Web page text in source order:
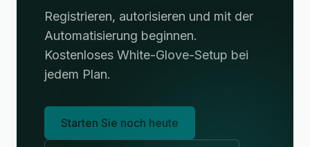
Registrieren, autorisieren und mit der
Automatisierung beginnen.
Kostenloses White-Glove-Setup bei
jedem Plan.
Starten Sie noch heute